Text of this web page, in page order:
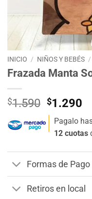
INICIO / NIÑOS Y BEBÉS /
Frazada Manta
$1.590 El
precio
original
era:
$1.590.
$1.290
Pagalo
12 cuotas
Formas de Pago
Retiros en local